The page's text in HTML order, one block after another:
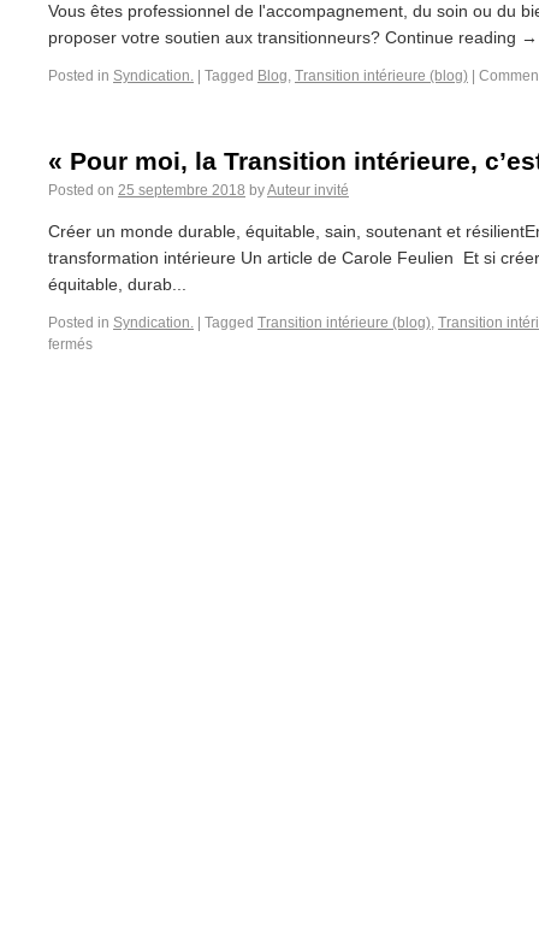
Vous êtes professionnel de l'accompagnement, du soin ou du
proposer votre soutien aux transitionneurs? Continue reading
Posted in Syndication. Tagged Blog, Transition intérieure (blog)
« Pour moi, la Transition intérieure,
Posted on 25 septembre 2018 byAuteur invité
Créer un monde durable, équitable, sain, soutenant et
transformation intérieure Un article de Carole Feulien Et si
équitable, durab...
Posted in Syndication. Tagged Transition intérieure (blog), Transition
fermés